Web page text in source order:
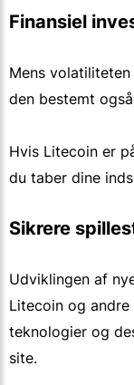
Finansiel
Mens
den bestemt
Hvis Litecoin er
du taber dine
Sikrere
Udviklingen af
Litecoin og
teknologier og
site.